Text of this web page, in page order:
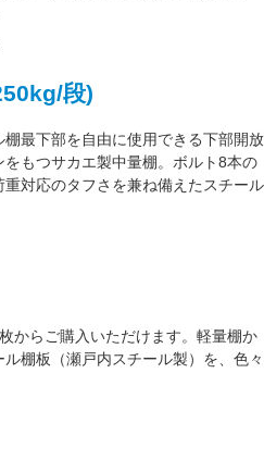
段)
最下部を自由に使用できる下部開放
もつサカエ製中量棚。ボルト8本の
対応のタフさを兼ね備えたスチール
からご購入いただけます。軽量棚か
ル棚板（瀬戸内スチール製）を、色々